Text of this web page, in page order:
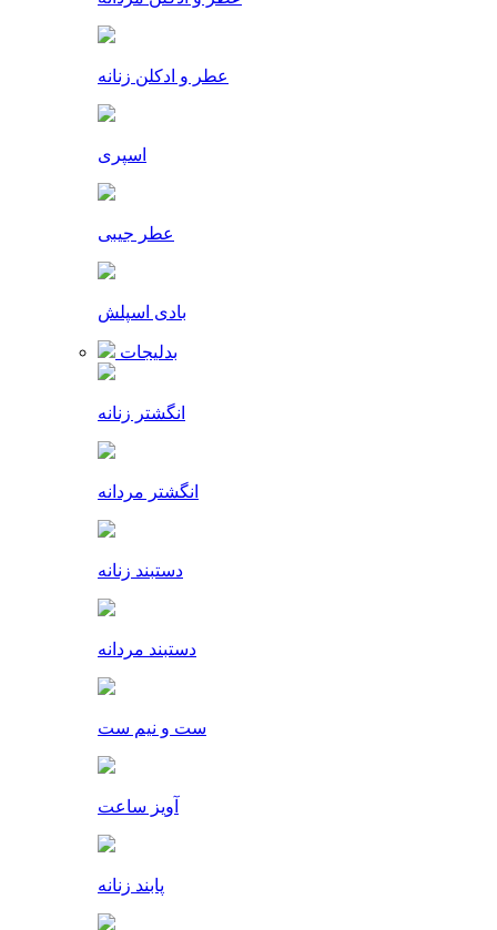
عطر و ادکلن زنانه
اسپری
عطر جیبی
بادی اسپلش
بدلیجات
انگشتر زنانه
انگشتر مردانه
دستبند زنانه
دستبند مردانه
ست و نیم ست
آویز ساعت
پابند زنانه